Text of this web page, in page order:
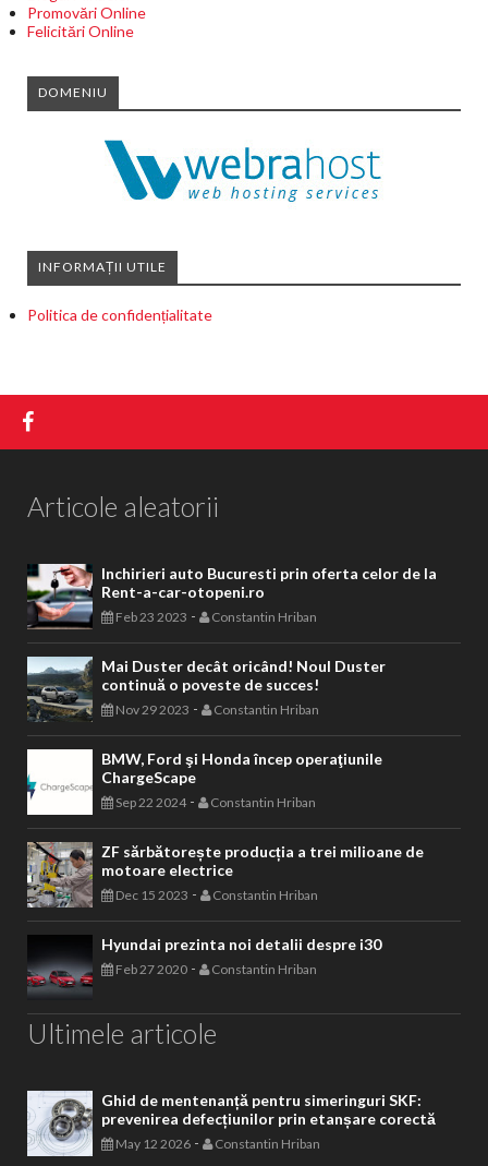
Promovări Online
Felicitări Online
DOMENIU
INFORMAȚII UTILE
Politica de confidențialitate
Articole aleatorii
Inchirieri auto Bucuresti prin oferta celor de la
Rent-a-car-otopeni.ro
Feb 23 2023 - Constantin Hriban
Mai Duster decât oricând! Noul Duster
continuă o poveste de succes!
Nov 29 2023 - Constantin Hriban
BMW, Ford şi Honda încep operaţiunile
ChargeScape
Sep 22 2024- Constantin Hriban
ZF sărbătorește producția a trei milioane de
motoare electrice
Dec 15 2023 - Constantin Hriban
Hyundai prezinta noi detalii despre i30
Feb 27 2020 - Constantin Hriban
Ultimele articole
Ghid de mentenanță pentru simeringuri SKF:
prevenirea defecțiunilor prin etanșare corectă
May 12 2026 - Constantin Hriban